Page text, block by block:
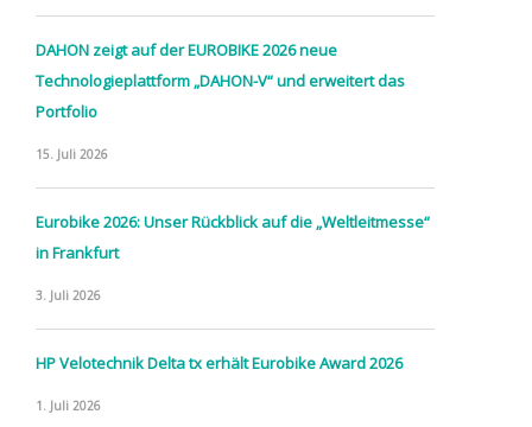
DAHON zeigt auf der EUROBIKE 2026 neue
Technologieplattform „DAHON-V“ und erweitert das
Portfolio
15. Juli 2026
Eurobike 2026: Unser Rückblick auf die „Weltleitmesse“
in Frankfurt
3. Juli 2026
HP Velotechnik Delta tx erhält Eurobike Award 2026
1. Juli 2026